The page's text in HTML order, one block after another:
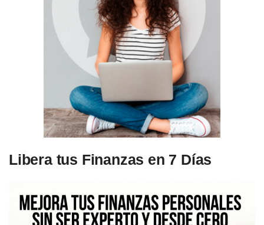
Libera tus Finanzas en 7 Días